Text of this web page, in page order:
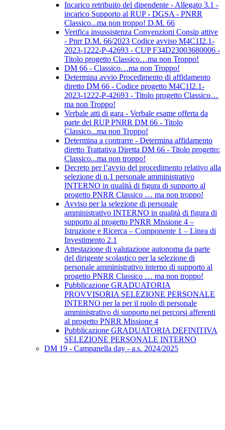
Incarico retribuito del dipendente - Allegato 3.1 -
incarico Supporto al RUP - DGSA - PNRR
Classico...ma non troppo! D.M. 66
Verifica insussistenza Convenzioni Consip attive
- Pnrr D.M. 66/2023 Codice avviso M4C1I2.1-
2023-1222-P-42693 - CUP F34D23003680006 -
Titolo progetto Classico…ma non Troppo!
DM 66 - Classico…ma non Troppo!
Determina avvio Procedimento di affidamento
diretto DM 66 - Codice progetto M4C1I2.1-
2023-1222-P-42693 - Titolo progetto Classico…
ma non Troppo!
Verbale atti di gara - Verbale esame offerta da
parte del RUP PNRR DM 66 - Titolo
Classico...ma non Troppo!
Determina a contrarre - Determina affidamento
diretto Trattativa Diretta DM 66 - Titolo progetto:
Classico...ma non troppo!
Decreto per l’avvio del procedimento relativo alla
selezione di n.1 personale amministrativo
INTERNO in qualità di figura di supporto al
progetto PNRR Classico … ma non troppo!
Avviso per la selezione di personale
amministrativo INTERNO in qualità di figura di
supporto al progetto PNRR Missione 4 –
Istruzione e Ricerca – Componente 1 – Linea di
Investimento 2.1
Attestazione di valutazione autonoma da parte
del dirigente scolastico per la selezione di
personale amministrativo interno di supporto al
progetto PNRR Classico … ma non troppo!
Pubblicazione GRADUATORIA
PROVVISORIA SELEZIONE PERSONALE
INTERNO per la per il ruolo di personale
amministrativo di supporto nei percorsi afferenti
al progetto PNRR Missione 4
Pubblicazione GRADUATORIA DEFINITIVA
SELEZIONE PERSONALE INTERNO
DM 19 - Campanella day - a.s. 2024/2025